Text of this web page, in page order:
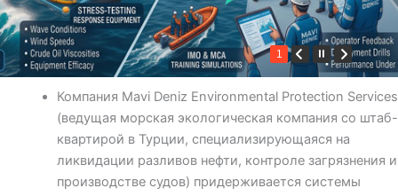
1
Компания Mavi Deniz Environmental Protection Services
(ведущая морская экологическая компания со штаб-
квартирой в Турции, специализирующаяся на
ликвидации разливов нефти, контроле загрязнения и
производстве судов) придерживается системы